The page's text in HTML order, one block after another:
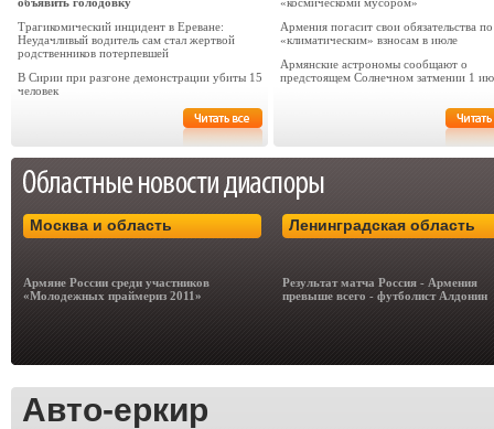
Трагикомический инцидент в Ереване:
Неудачливый водитель сам стал жертвой
родственников потерпевшей
В Сирии при разгоне демонстрации убиты 15
человек
Армения погасит свои обязательства по
«климатическим» взносам в июле
Армянские астрономы сообщают о
предстоящем Солнечном затмении 1
Москва и область
Армяне России среди участников
«Молодежных праймериз 2011»
Ленинградская область
Результат матча Россия - Армения
превыше всего - футболист Алдонин
Авто-еркир